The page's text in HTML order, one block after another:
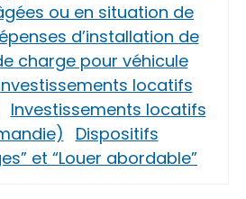
ou en situation de
d’installation de
charge pour véhicule
locatifs
Investissements locatifs
Dispositifs
et “Louer abordable”